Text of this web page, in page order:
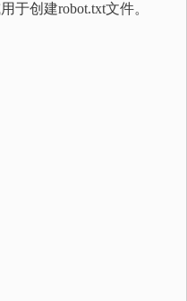
于创建robot.txt文件。